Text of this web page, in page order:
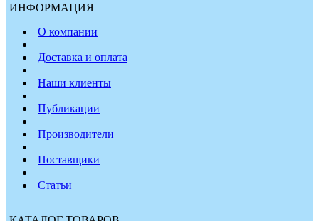
ИНФОРМАЦИЯ
О компании
Доставка и оплата
Наши клиенты
Публикации
Производители
Поставщики
Статьи